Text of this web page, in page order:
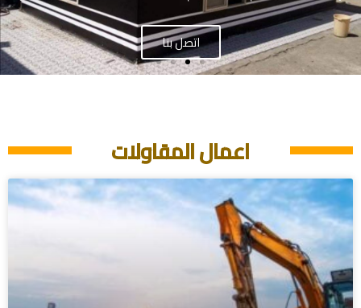
خصومات واسعار
تنافسية
اعمال المقاولات